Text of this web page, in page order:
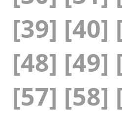
[39] [40]
[48] [49]
[57] [58]